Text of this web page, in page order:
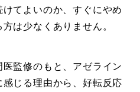
てよいのか、すぐにやめ
は少なくありません。
監修のもと、アゼライン
じる理由から、好転反応